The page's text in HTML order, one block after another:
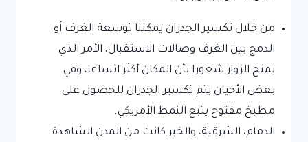
من خلال تكسير الجدران يمكننا توسعة الغرف أو
الدمج بين الغرف وصالات الاستقبال، الأمر الذي
يمنح الزوار شعورا بأن المكان أكثر اتساعا، وفي
بعض الأحيان يتم تكسير الجدران للحصول على
مطبخ مفتوح يتبع النمط الأمريكي.
الدمام، الشرقية، والخبر كانت من المدن الشاهدة